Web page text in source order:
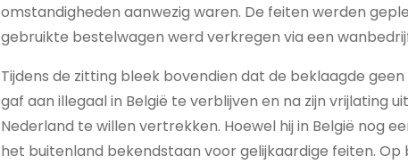
omstandigheden aanwezig waren. De feiten werden
gebruikte bestelwagen werd verkregen via een
Tijdens de zitting bleek bovendien dat de beklaagde
gaf aan illegaal in België te verblijven en na zijn vrijlating
Nederland te willen vertrekken. Hoewel hij in België nog
het buitenland bekendstaan voor gelijkaardige feiten.